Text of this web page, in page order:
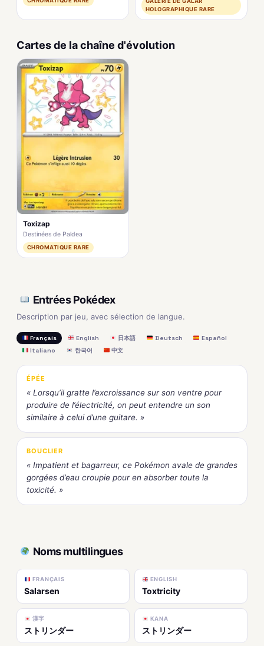
HOLOGRAPHIQUE RARE
Cartes de la chaîne d'évolution
Toxizap
Destinées de Paldea
CHROMATIQUE RARE
Entrées Pokédex
Description par jeu, avec sélection de langue.
Français English 日本語 Deutsch
Español
Italiano
한국어 中文
ÉPÉE
« Lorsqu’il gratte l’excroissance sur son ventre pour
produire de l’électricité, on peut entendre un son
similaire à celui d’une guitare. »
BOUCLIER
« Impatient et bagarreur, ce Pokémon avale de grandes
gorgées d’eau croupie pour en absorber toute la
toxicité. »
Noms multilingues
FRANÇAIS
Salarsen
ENGLISH
Toxtricity
漢字
ストリンダー
KANA
ストリンダー